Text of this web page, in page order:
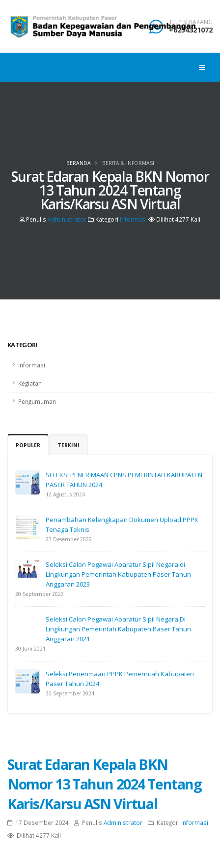
TELP SEKARANG
+6254321072
Surat Edaran Kepala BKN Nomor
13 Tahun 2024 Tentang
Karis/Karsu ASN Virtual
Penulis Administrator Kategori Informasi Dilihat 4277 Kali
BERANDA BERITA & INFORMASI
KATEGORI
Informasi
Kegiatan
Pengumuman
POPULER TERKINI
SELEKSI PENERIMAAN CPNS PEMERINTAH KABUPATEN
PASER TAHUN 2024
12 Agustus 2024
Penambahan Kelengkapan Dokumen Upload PPPK
Tenaga Teknis
23 Desember 2022
Seleksi Calon Pegawai Aparatur Sipil Negara di
Lingkungan Pemerintah Kabupaten Paser Tahun
Anggaran 2023
20 September 2023
Seleksi Calon Pegawai Aparatur Sipil Negara Di
Lingkungan Pemerintah Kabupaten Paser Tahun
Anggaran 2021
30 Juni 2021
Seleksi Penerimaan PPPK Pemerintah Kabupaten
Paser Tahun 2024
30 September 2024
Surat Edaran Kepala BKN
Nomor 13 Tahun 2024 Tentang
Karis/Karsu ASN Virtual
17 Desember 2024 Penulis Administrator Kategori Informasi
Dilihat 4277 Kali